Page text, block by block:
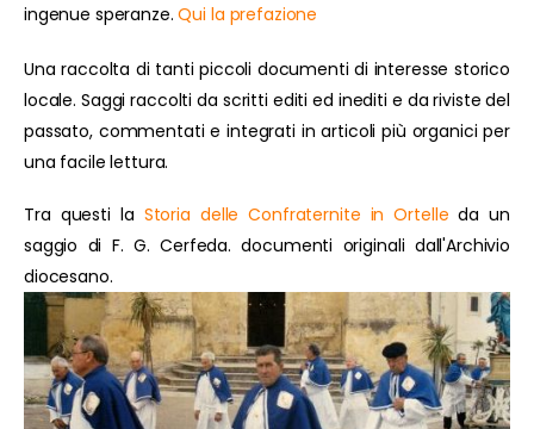
ingenue speranze.Qui la prefazione
Una raccolta di tanti piccoli documenti di interesse storico
locale. Saggi raccolti da scritti editi ed inediti e da riviste del
passato, commentati e integrati in articoli più organici per
una facile lettura.
Tra questi la Storia delle Confraternite in Ortelle da un
saggio di F. G. Cerfeda. documenti originali dall'Archivio
diocesano.